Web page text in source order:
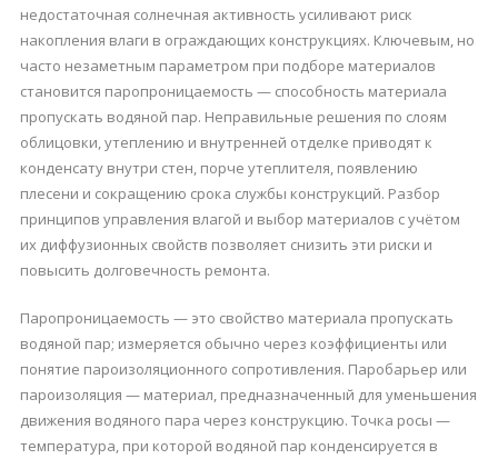
недостаточная солнечная активность усиливают риск
накопления влаги в ограждающих конструкциях. Ключевым, но
часто незаметным параметром при подборе материалов
становится паропроницаемость — способность материала
пропускать водяной пар. Неправильные решения по слоям
облицовки, утеплению и внутренней отделке приводят к
конденсату внутри стен, порче утеплителя, появлению
плесени и сокращению срока службы конструкций. Разбор
принципов управления влагой и выбор материалов с учётом
их диффузионных свойств позволяет снизить эти риски и
повысить долговечность ремонта.
Паропроницаемость — это свойство материала пропускать
водяной пар; измеряется обычно через коэффициенты или
понятие пароизоляционного сопротивления. Паробарьер или
пароизоляция — материал, предназначенный для уменьшения
движения водяного пара через конструкцию. Точка росы —
температура, при которой водяной пар конденсируется в